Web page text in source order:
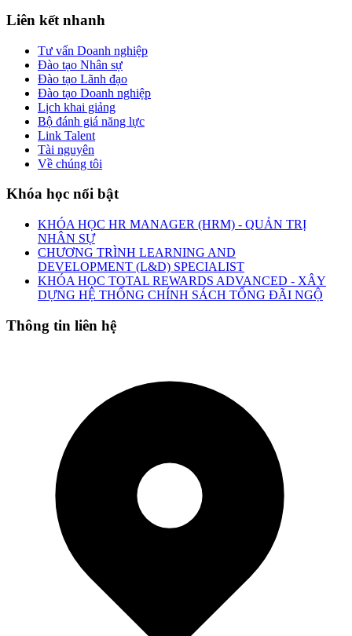
Liên kết nhanh
Tư vấn Doanh nghiệp
Đào tạo Nhân sự
Đào tạo Lãnh đạo
Đào tạo Doanh nghiệp
Lịch khai giảng
Bộ đánh giá năng lực
Link Talent
Tài nguyên
Về chúng tôi
Khóa học nổi bật
KHÓA HỌC HR MANAGER (HRM) - QUẢN TRỊ
NHÂN SỰ
CHƯƠNG TRÌNH LEARNING AND
DEVELOPMENT (L&D) SPECIALIST
KHÓA HỌC TOTAL REWARDS ADVANCED - XÂY
DỰNG HỆ THỐNG CHÍNH SÁCH TỔNG ĐÃI NGỘ
Thông tin liên hệ